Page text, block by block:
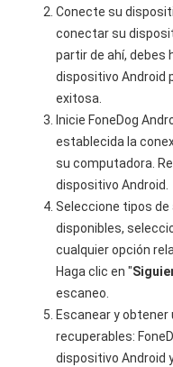
Conecte su
conectar su
partir de ahí, debes
dispositivo Android
exitosa.
Inicie FoneDog
establecida la
su computadora.
dispositivo Android.
Seleccione tipos de
disponibles,
cualquier opción
Haga clic en "
escaneo.
Escanear y
recuperables:
dispositivo Android